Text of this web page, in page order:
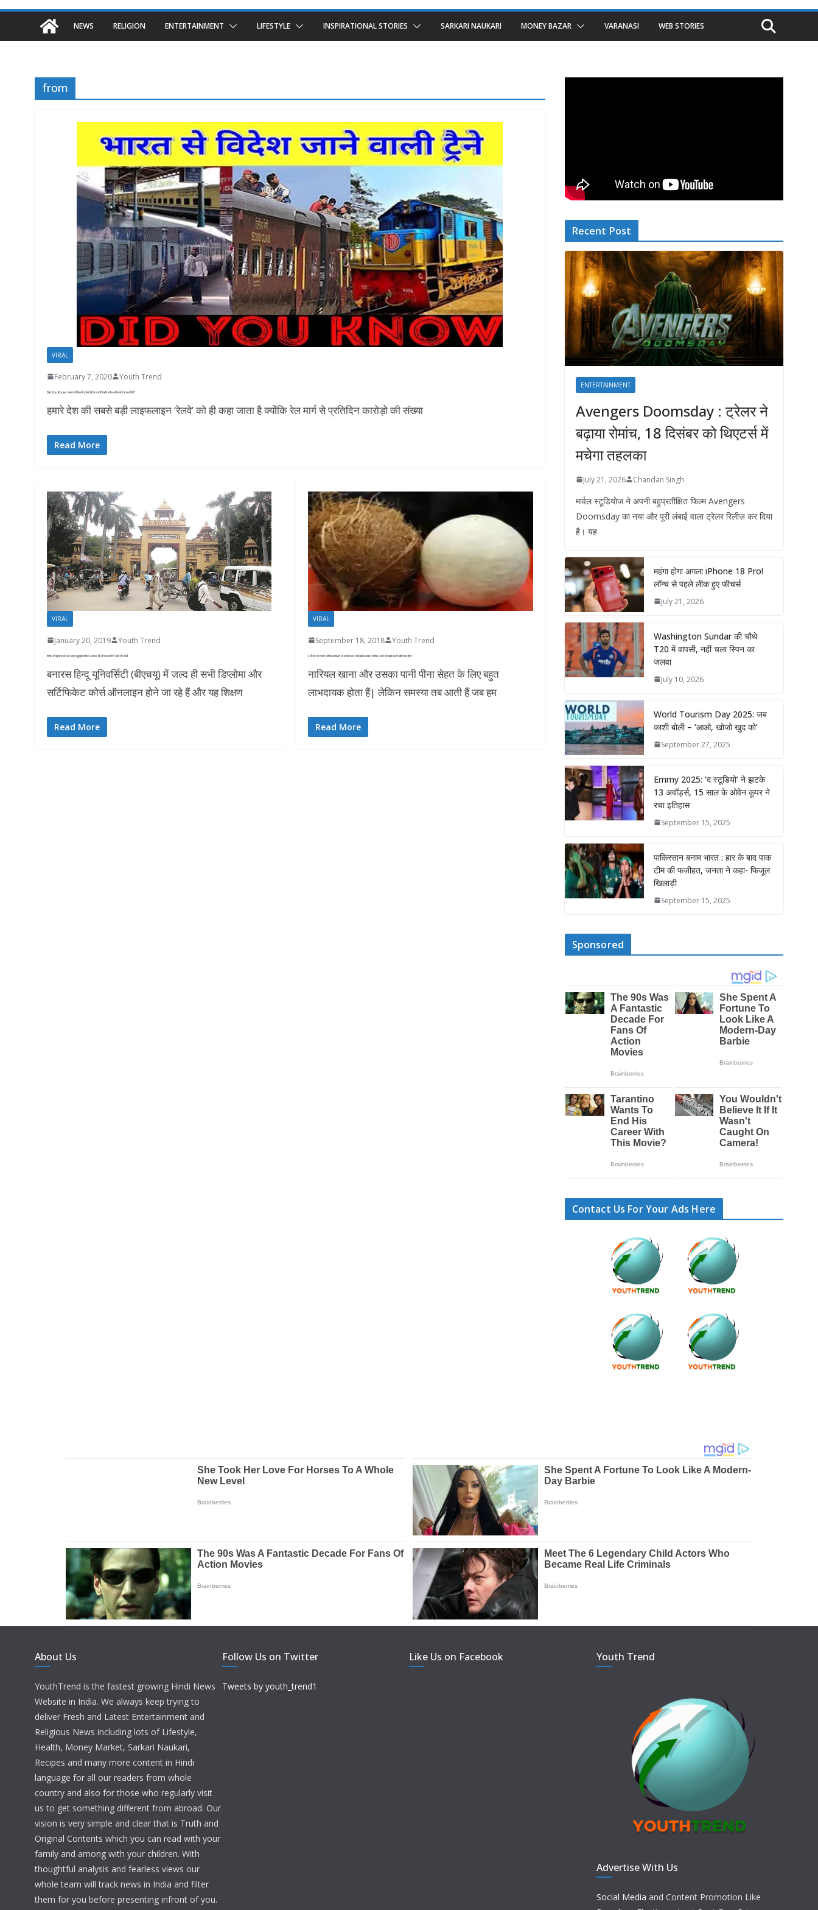
NEWS RELIGION ENTERTAINMENT LIFESTYLE INSPIRATIONAL STORIES SARKARI NAUKARI MONEY BAZAR VARANASI WEB STORIES
from
VIRAL
February 7, 2020 Youth Trend
Did You Know : भारत से कितनी ट्रेन विदेश जाती है और कौन-कौन से देश जाती है?
हमारे देश की सबसे बड़ी लाइफलाइन ‘रेलवे’ को ही कहा जाता है क्योंकि रेल मार्ग से प्रतिदिन कारोड़ो की संख्या
Read More
VIRAL
January 20, 2019 Youth Trend
BHU में पढ़ाई करने का आया सुनहरा मौका, अब घर बैठे ही कर सकेंगे कोई भी कोर्स
बनारस हिन्दू यूनिवर्सिटी (बीएचयू) में जल्द ही सभी डिप्लोमा और
सर्टिफिकेट कोर्स ऑनलाइन होने जा रहे हैं और यह शिक्षण
Read More
VIRAL
September 18, 2018 Youth Trend
2 मिनट में ताजा नारियल छिलने या फोड़ने का ये है सबसे आसान तरीका, आज से पहले कभी नहीं देखा होगा
नारियल खाना और उसका पानी पीना सेहत के लिए बहुत
लाभदायक होता हैं| लेकिन समस्या तब आती हैं जब हम
Read More
Recent Post
ENTERTAINMENT
Avengers Doomsday : ट्रेलर ने
बढ़ाया रोमांच, 18 दिसंबर को थिएटर्स में
मचेगा तहलका
July 21, 2026 Chandan Singh
मार्वल स्टूडियोज ने अपनी बहुप्रतीक्षित फिल्म Avengers
Doomsday का नया और पूरी लंबाई वाला ट्रेलर रिलीज़ कर दिया
है। यह
महंगा होगा अगला iPhone 18 Pro!
लॉन्च से पहले लीक हुए फीचर्स
July 21, 2026
Washington Sundar की चौथे
T20 में वापसी, नहीं चला स्पिन का
जलवा
July 10, 2026
World Tourism Day 2025: जब
काशी बोली – ‘आओ, खोजो खुद को’
September 27, 2025
Emmy 2025: ‘द स्टूडियो’ ने झटके
13 अवॉर्ड्स, 15 साल के ओवेन कूपर ने
रचा इतिहास
September 15, 2025
पाकिस्तान बनाम भारत : हार के बाद पाक
टीम की फजीहत, जनता ने कहा- फिजूल
खिलाड़ी
September 15, 2025
Sponsored
Contact Us For Your Ads Here
About Us
YouthTrend is the fastest growing Hindi News
Website in India. We always keep trying to
deliver Fresh and Latest Entertainment and
Religious News including lots of Lifestyle,
Health, Money Market, Sarkari Naukari,
Recipes and many more content in Hindi
language for all our readers from whole
country and also for those who regularly visit
us to get something different from abroad. Our
vision is very simple and clear that is Truth and
Original Contents which you can read with your
family and among with your children. With
thoughtful analysis and fearless views our
whole team will track news in India and filter
them for you before presenting infront of you.
Follow Us on Twitter
Tweets by youth_trend1
Like Us on Facebook Youth Trend
Advertise With Us
Social Media and Content Promotion Like